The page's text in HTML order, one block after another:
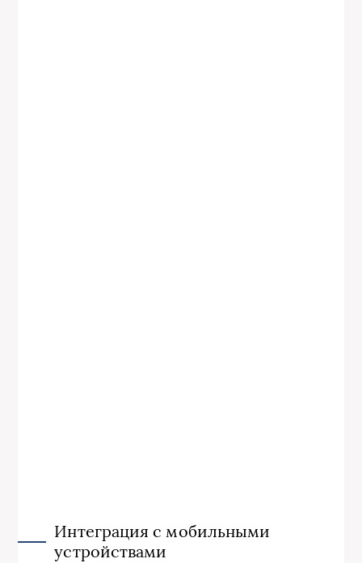
Интеграция с мобильными
устройствами